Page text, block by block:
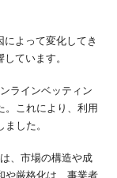
よって変化してき
ています。
ラインベッティン
。これにより、利用
した。
、市場の構造や成
や厳格化は、事業者